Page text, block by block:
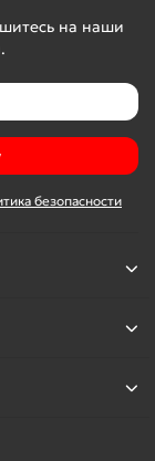
на наши
безопасности